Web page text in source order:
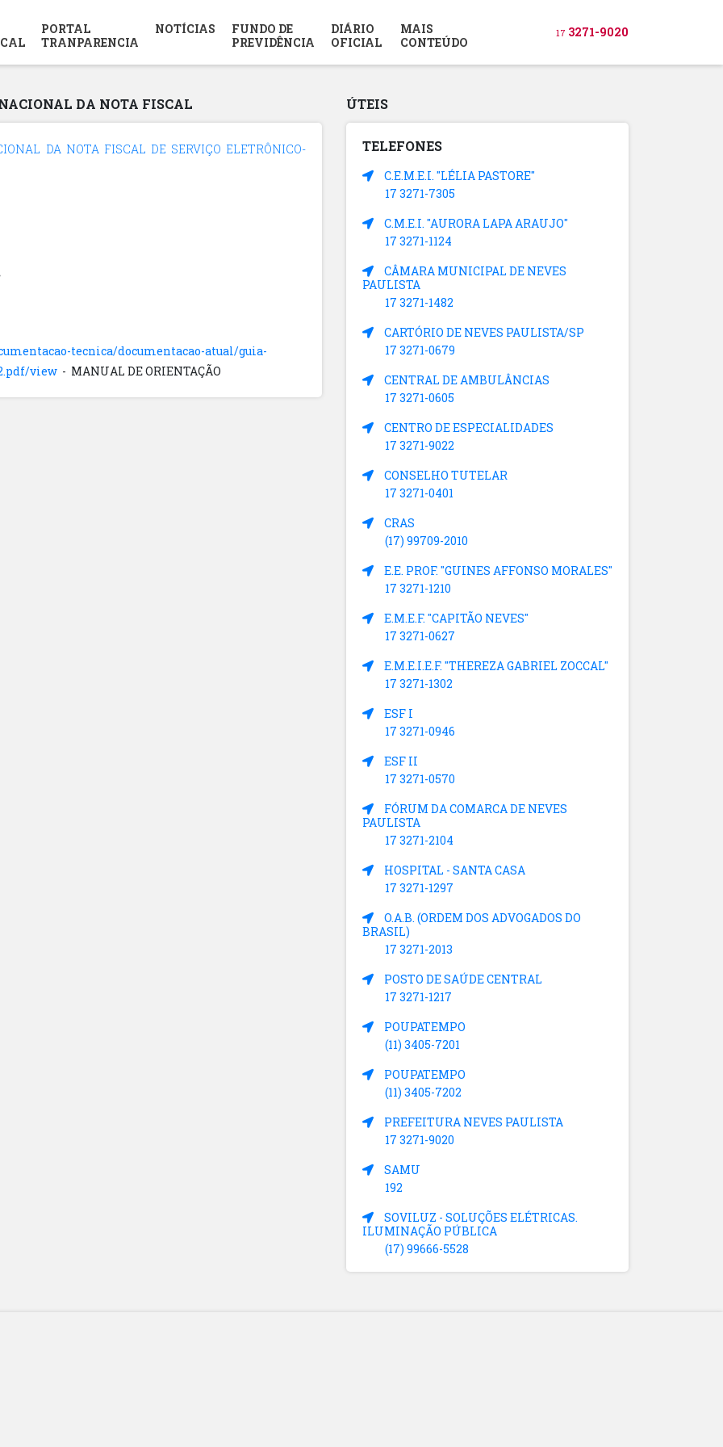
PORTAL
TRANPARENCIA
NOTÍCIAS
FUNDO DE
PREVIDÊNCIA
DIÁRIO
OFICIAL
MAIS
CONTEÚDO
17 3271-9020
DA NOTA FISCAL
DA NOTA FISCAL DE SERVIÇO ELETRÔNICO-
tecnica/documentacao-atual/guia-
view - MANUAL DE ORIENTAÇÃO
ÚTEIS
TELEFONES
C.E.M.E.I. "LÉLIA PASTORE"
17 3271-7305
C.M.E.I. "AURORA LAPA ARAUJO"
17 3271-1124
CÂMARA MUNICIPAL DE NEVES
PAULISTA
17 3271-1482
CARTÓRIO DE NEVES PAULISTA/SP
17 3271-0679
CENTRAL DE AMBULÂNCIAS
17 3271-0605
CENTRO DE ESPECIALIDADES
17 3271-9022
CONSELHO TUTELAR
17 3271-0401
CRAS
(17) 99709-2010
E.E. PROF. "GUINES AFFONSO MORALES"
17 3271-1210
E.M.E.F. "CAPITÃO NEVES"
17 3271-0627
E.M.E.I.E.F. "THEREZA GABRIEL ZOCCAL"
17 3271-1302
ESF I
17 3271-0946
ESF II
17 3271-0570
FÓRUM DA COMARCA DE NEVES
PAULISTA
17 3271-2104
HOSPITAL - SANTA CASA
17 3271-1297
O.A.B. (ORDEM DOS ADVOGADOS DO
BRASIL)
17 3271-2013
POSTO DE SAÚDE CENTRAL
17 3271-1217
POUPATEMPO
(11) 3405-7201
POUPATEMPO
(11) 3405-7202
PREFEITURA NEVES PAULISTA
17 3271-9020
SAMU
192
SOVILUZ - SOLUÇÕES ELÉTRICAS.
ILUMINAÇÃO PÚBLICA
(17) 99666-5528